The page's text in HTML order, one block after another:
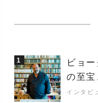
1
ビョ
の至宝
巨匠”
インタビ